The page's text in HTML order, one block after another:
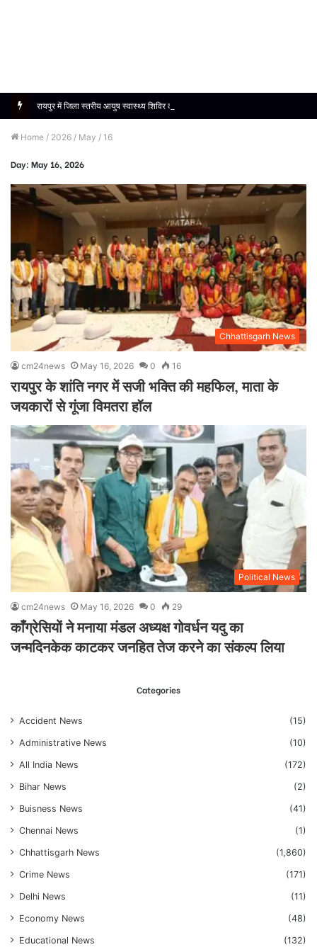
Home / 2026 / May / 16
Day: May 16, 2026
Chhattisgarh News
cm24news May 16, 2026 0 16
रायपुर के शांति नगर में सजी भक्ति की महफिल, माता के
जयकारों से गूंजा विमतरा हॉल
Political News
cm24news May 16, 2026 0 29
काँग्रेसियों ने मनाया मंडल अध्यक्ष गोवर्धन यदु का
जन्मदिनकेक काटकर जनहित तेज करने का संकल्प लिया
Categories
Accident News (15)
Administrative News (10)
All India News (172)
Bihar News (2)
Buisness News (41)
Chennai News (1)
Chhattisgarh News (1,860)
Crime News (171)
Delhi News (11)
Economy News (48)
Educational News (132)